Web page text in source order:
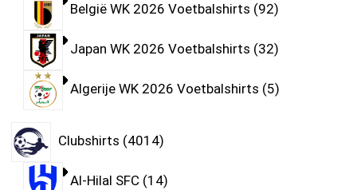
België WK 2026 Voetbalshirts 92
Japan WK 2026 Voetbalshirts 32
Algerije WK 2026 Voetbalshirts 5
Clubshirts 4014
Al-Hilal SFC 14